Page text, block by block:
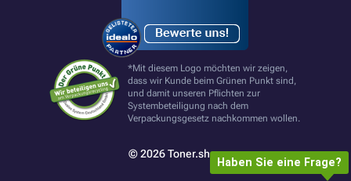
*Mit diesem Logo möchten wir zeigen,
dass wir Kunde beim Grünen Punkt sind,
und damit unseren Pflichten zur
Systembeteiligung nach dem
Verpackungsgesetz nachkommen wollen.
© 2026 Toner.shop
Haben Sie eine Frage?